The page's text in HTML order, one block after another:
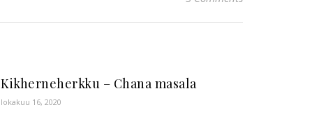
Kikherneherkku – Chana masala
lokakuu 16, 2020